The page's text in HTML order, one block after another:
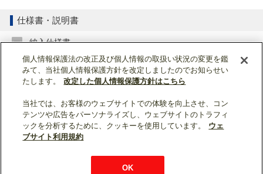
仕様書・説明書
納入仕様書
納入仕様書 (220KB)
ページトップへ戻る
表示モード：
ウェブサイト利用規約
お問い合わせ
個人情報保護法の改正及び個人情報の取扱い状況の変更を鑑
みて、当社個人情報保護方針を改定しましたのでお知らせい
たします。
改定した個人情報保護方針はこちら
当社では、お客様のウェブサイトでの体験を向上させ、コン
テンツや広告をパーソナライズし、ウェブサイトのトラフィ
ックを分析するために、クッキーを使用しています。
ウェ
ブサイト利用規約
OK